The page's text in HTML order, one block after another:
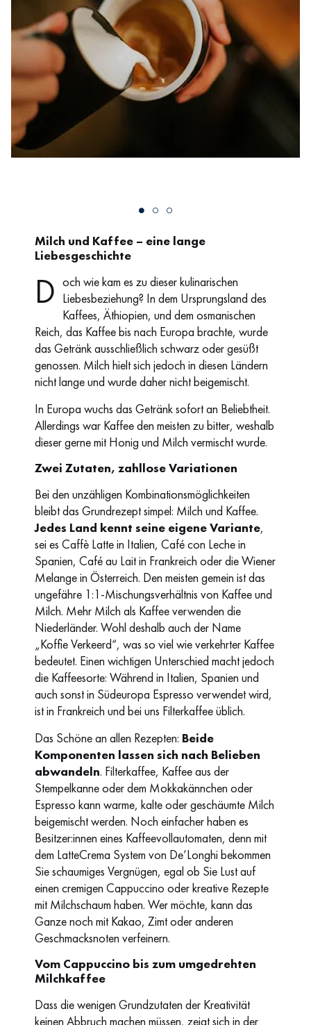
Milch und Kaffee – eine lange
Liebesgeschichte
D och wie kam es zu dieser kulinarischen
Liebesbeziehung? In dem Ursprungsland des
Kaffees, Äthiopien, und dem osmanischen
Reich, das Kaffee bis nach Europa brachte, wurde
das Getränk ausschließlich schwarz oder gesüßt
genossen. Milch hielt sich jedoch in diesen Ländern
nicht lange und wurde daher nicht beigemischt.
In Europa wuchs das Getränk sofort an Beliebtheit.
Allerdings war Kaffee den meisten zu bitter, weshalb
dieser gerne mit Honig und Milch vermischt wurde.
Zwei Zutaten, zahllose Variationen
Bei den unzähligen Kombinationsmöglichkeiten
bleibt das Grundrezept simpel: Milch und Kaffee.
Jedes Land kennt seine eigene Variante,
sei es Caffè Latte in Italien, Café con Leche in
Spanien, Café au Lait in Frankreich oder die Wiener
Melange in Österreich. Den meisten gemein ist das
ungefähre 1:1-Mischungsverhältnis von Kaffee und
Milch. Mehr Milch als Kaffee verwenden die
Niederländer. Wohl deshalb auch der Name
„Koffie Verkeerd“, was so viel wie verkehrter Kaffee
bedeutet. Einen wichtigen Unterschied macht jedoch
die Kaffeesorte: Während in Italien, Spanien und
auch sonst in Südeuropa Espresso verwendet wird,
ist in Frankreich und bei uns Filterkaffee üblich.
Das Schöne an allen Rezepten: Beide
Komponenten lassen sich nach Belieben
abwandeln. Filterkaffee, Kaffee aus der
Stempelkanne oder dem Mokkakännchen oder
Espresso kann warme, kalte oder geschäumte Milch
beigemischt werden. Noch einfacher haben es
Besitzer:innen eines Kaffeevollautomaten, denn mit
dem LatteCrema System von De’Longhi bekommen
Sie schaumiges Vergnügen, egal ob Sie Lust auf
einen cremigen Cappuccino oder kreative Rezepte
mit Milchschaum haben. Wer möchte, kann das
Ganze noch mit Kakao, Zimt oder anderen
Geschmacksnoten verfeinern.
Vom Cappuccino bis zum umgedrehten
Milchkaffee
Dass die wenigen Grundzutaten der Kreativität
keinen Abbruch machen müssen, zeigt sich in der